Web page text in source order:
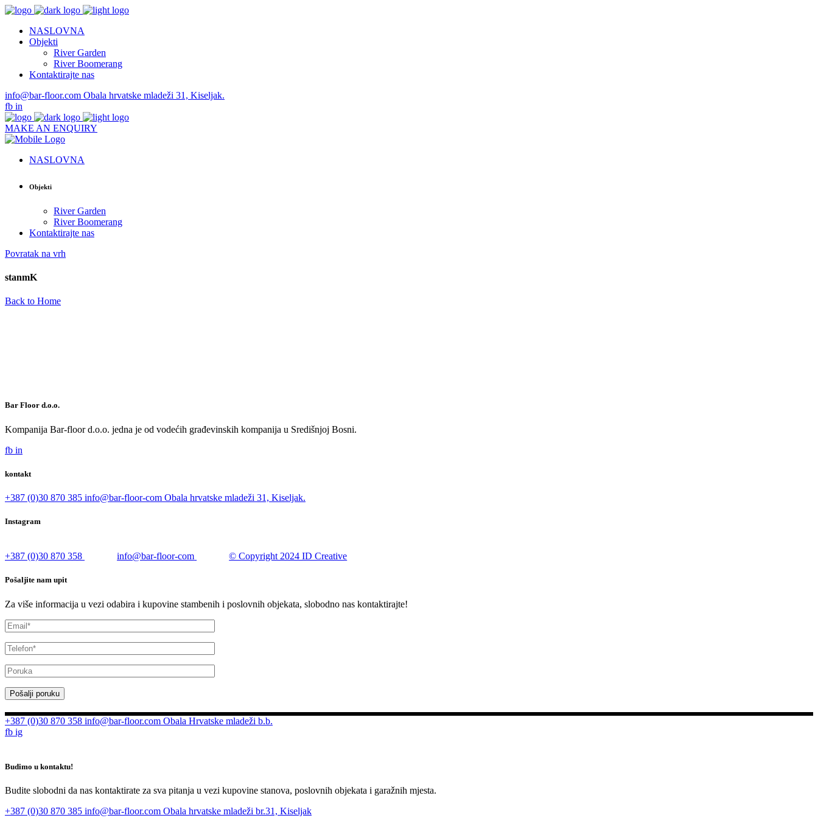
NASLOVNA
Objekti
River Garden
River Boomerang
Kontaktirajte nas
info@bar-floor.com Obala hrvatske mladeži 31, Kiseljak.
fb in
MAKE AN ENQUIRY
NASLOVNA
Objekti
River Garden
River Boomerang
Kontaktirajte nas
Povratak na vrh
stanmK
Back to Home
Bar Floor d.o.o.
Kompanija Bar-floor d.o.o. jedna je od vodećih građevinskih kompanija u Središnjoj Bosni.
fb in
kontakt
+387 (0)30 870 385 info@bar-floor-com Obala hrvatske mladeži 31, Kiseljak.
Instagram
+387 (0)30 870 358 info@bar-floor-com © Copyright 2024 ID Creative
Pošaljite nam upit
Za više informacija u vezi odabira i kupovine stambenih i poslovnih objekata, slobodno nas kontaktirajte!
Pošalji poruku
+387 (0)30 870 358 info@bar-floor.com Obala Hrvatske mladeži b.b.
fb ig
Budimo u kontaktu!
Budite slobodni da nas kontaktirate za sva pitanja u vezi kupovine stanova, poslovnih objekata i garažnih mjesta.
+387 (0)30 870 385 info@bar-floor.com Obala hrvatske mladeži br.31, Kiseljak